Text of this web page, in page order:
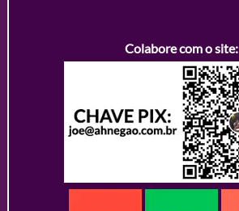
Colabore com o site: